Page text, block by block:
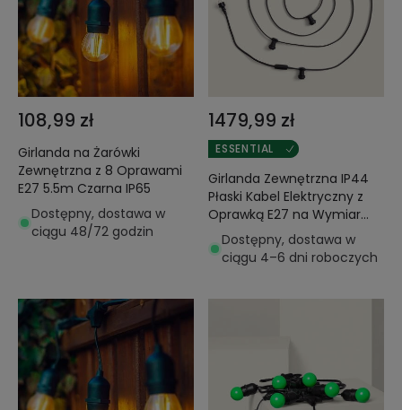
108,99 zł
Girlanda na Żarówki
Zewnętrzna z 8 Oprawami
E27 5.5m Czarna IP65
Dostępny, dostawa w
ciągu 48/72 godzin
1479,99 zł
ESSENTIAL
Girlanda Zewnętrzna IP44
Płaski Kabel Elektryczny z
Oprawką E27 na Wymiar
Czarny
Dostępny, dostawa w
ciągu 4–6 dni roboczych